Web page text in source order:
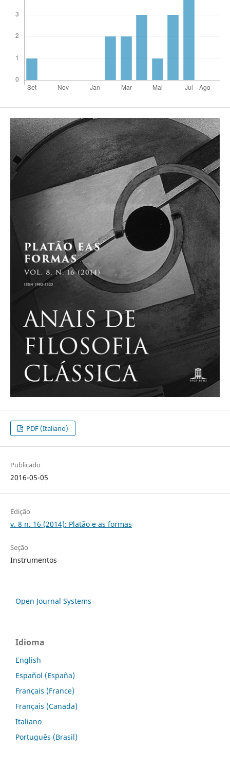
PDF (Italiano)
Publicado
2016-05-05
Edição
v. 8 n. 16 (2014): Platão e as formas
Seção
Instrumentos
Open Journal Systems
Idioma
English
Español (España)
Français (France)
Français (Canada)
Italiano
Português (Brasil)